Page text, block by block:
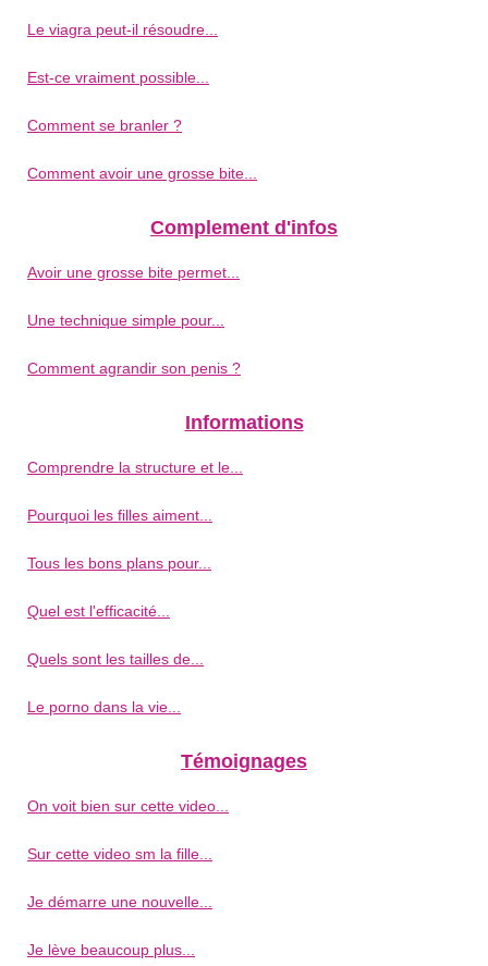
Le viagra peut-il résoudre...
Est-ce vraiment possible...
Comment se branler ?
Comment avoir une grosse bite...
Complement d'infos
Avoir une grosse bite permet...
Une technique simple pour...
Comment agrandir son penis ?
Informations
Comprendre la structure et le...
Pourquoi les filles aiment...
Tous les bons plans pour...
Quel est l'efficacité...
Quels sont les tailles de...
Le porno dans la vie...
Témoignages
On voit bien sur cette video...
Sur cette video sm la fille...
Je démarre une nouvelle...
Je lève beaucoup plus...